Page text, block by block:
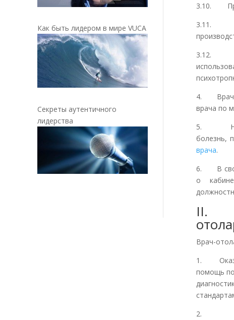
Как быть лидером в мире VUCA
Секреты аутентичного
лидерства
3.10.
3.11.
3.12.
4. Врач-
врача по
5. На
болезнь,
врача.
6. В
о
II.
Врач-
1.
помощь
2.